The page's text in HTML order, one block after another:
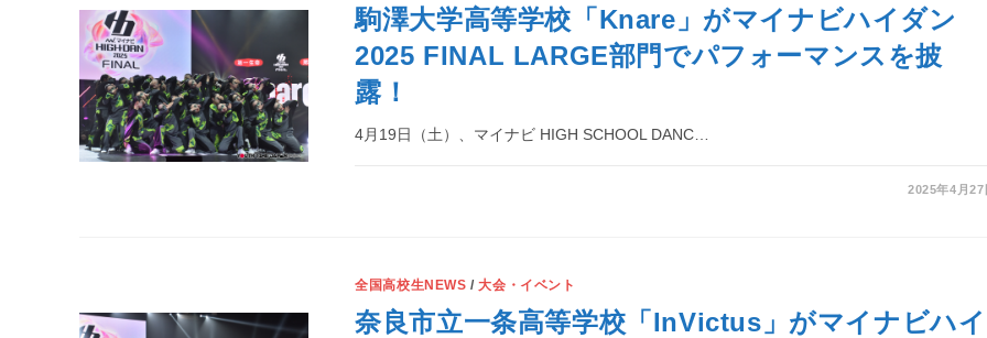
駒澤大学高等学校「Knare」がマイナビハイダン
2025 FINAL LARGE部門でパフォーマンスを披
露！
4月19日（土）、マイナビ HIGH SCHOOL DANC…
2025年4月27
全国高校生NEWS /大会・イベント
奈良市立一条高等学校「InVictus」がマイナビハイ